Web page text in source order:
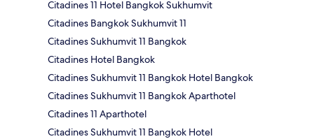
Citadines 11 Hotel Bangkok Sukhumvit
Citadines Bangkok Sukhumvit 11
Citadines Sukhumvit 11 Bangkok
Citadines Hotel Bangkok
Citadines Sukhumvit 11 Bangkok Hotel Bangkok
Citadines Sukhumvit 11 Bangkok Aparthotel
Citadines 11 Aparthotel
Citadines Sukhumvit 11 Bangkok Hotel